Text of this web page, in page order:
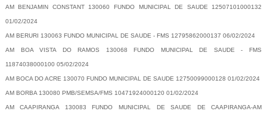
AM BENJAMIN CONSTANT 130060 FUNDO MUNICIPAL DE SAUDE 12507101000132
01/02/2024
AM BERURI 130063 FUNDO MUNICIPAL DE SAUDE - FMS 12795862000137 06/02/2024
AM BOA VISTA DO RAMOS 130068 FUNDO MUNICIPAL DE SAUDE - FMS
11874038000100 05/02/2024
AM BOCA DO ACRE 130070 FUNDO MUNICIPAL DE SAUDE 12750099000128 01/02/2024
AM BORBA 130080 PMB/SEMSA/FMS 10471924000120 01/02/2024
AM CAAPIRANGA 130083 FUNDO MUNICIPAL DE SAUDE DE CAAPIRANGA-AM